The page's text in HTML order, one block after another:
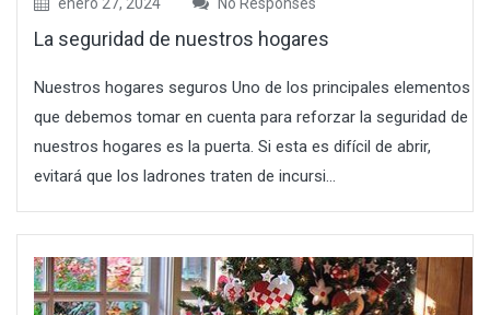
La seguridad de nuestros hogares
Nuestros hogares seguros Uno de los principales elementos
que debemos tomar en cuenta para reforzar la seguridad de
nuestros hogares es la puerta. Si esta es difícil de abrir,
evitará que los ladrones traten de incursi...